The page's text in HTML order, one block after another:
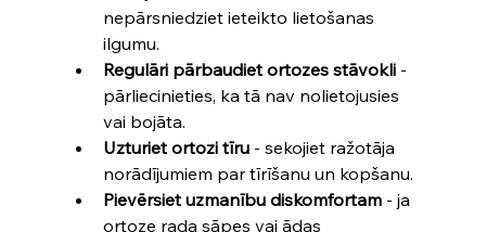
nepārsniedziet ieteikto lietošanas
ilgumu.
Regulāri pārbaudiet ortozes stāvokli -
pārliecinieties, ka tā nav nolietojusies
vai bojāta.
Uzturiet ortozi tīru - sekojiet ražotāja
norādījumiem par tīrīšanu un kopšanu.
Pievērsiet uzmanību diskomfortam - ja
ortoze rada sāpes vai ādas